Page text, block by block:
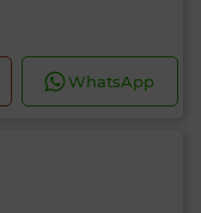
WhatsApp